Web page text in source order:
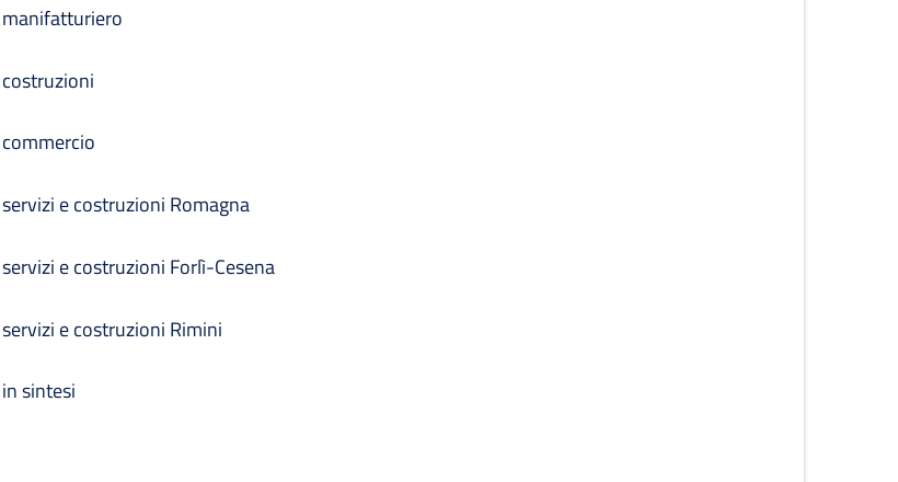
e costruzioni Romagna
e costruzioni Forlì-Cesena
e costruzioni Rimini
sintesi